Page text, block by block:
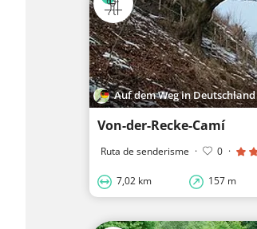
Auf dem Weg in Deutschland
Von-der-Recke-Camí
Ruta de senderisme · 0 ·
7,02 km 157 m